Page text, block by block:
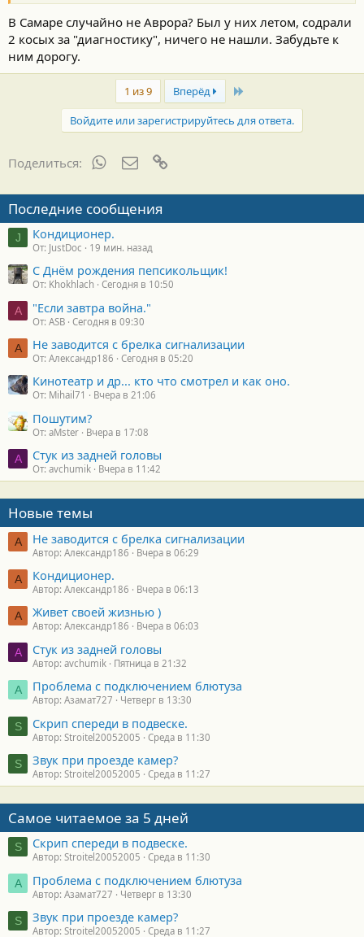
В Самаре случайно не Аврора? Был у них летом, содрали
2 косых за "диагностику", ничего не нашли. Забудьте к
ним дорогу.
1 из 9 Вперёд Last
Войдите или зарегистрируйтесь для ответа.
Поделиться: WhatsAppЭлектронная почта
Последние сообщения
J Кондиционер.
От: JustDoc 19 мин. назад
С Днём рождения пепсикольщик!
От: Khokhlach Сегодня в 10:50
A "Если завтра война."
От: ASB Сегодня в 09:30
А Не заводится с брелка сигнализации
От: Александр186 Сегодня в 05:20
Кинотеатр и др... кто что смотрел и как оно.
От: Mihail71 Вчера в 21:06
Пошутим?
От: aMster Вчера в 17:08
A Стук из задней головы
От: avchumik Вчера в 11:42
Новые темы
А Не заводится с брелка сигнализации
Автор: Александр186 Вчера в 06:29
А Кондиционер.
Автор: Александр186 Вчера в 06:13
А Живет своей жизнью )
Автор: Александр186 Вчера в 06:03
A Стук из задней головы
Автор: avchumik Пятница в 21:32
А Проблема с подключением блютуза
Автор: Азамат727 Четверг в 13:30
S Скрип спереди в подвеске.
Автор: Stroitel20052005 Среда в 11:30
S Звук при проезде камер?
Автор: Stroitel20052005 Среда в 11:27
Самое читаемое за 5 дней
S Скрип спереди в подвеске.
Автор: Stroitel20052005 Среда в 11:30
А Проблема с подключением блютуза
Автор: Азамат727 Четверг в 13:30
S Звук при проезде камер?
Автор: Stroitel20052005 Среда в 11:27